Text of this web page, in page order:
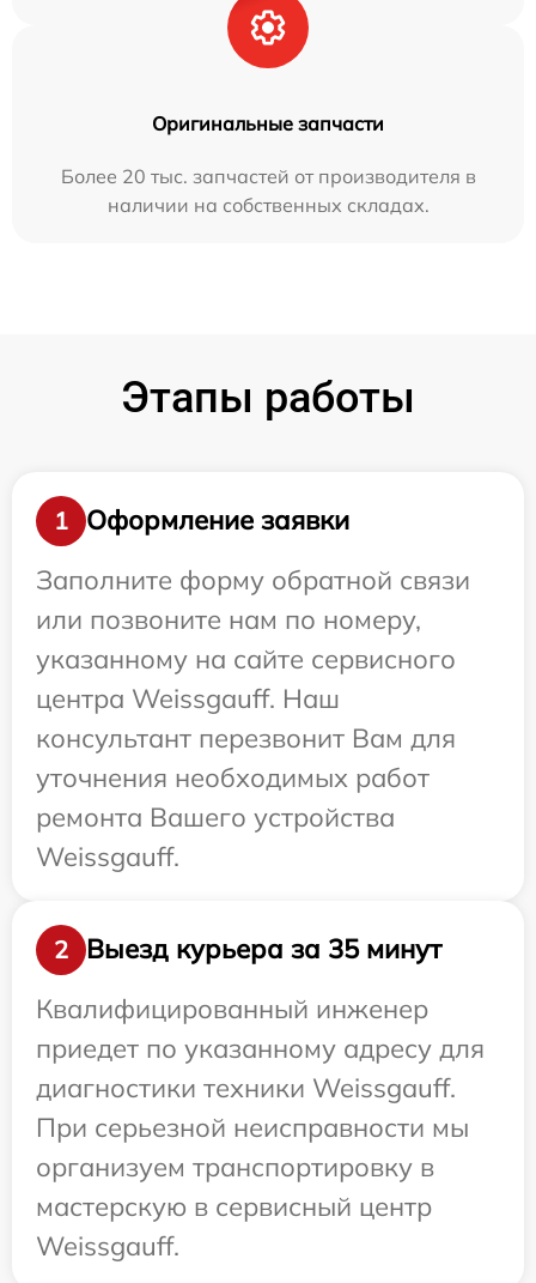
Оригинальные запчасти
Более 20 тыс. запчастей от производителя в
наличии на собственных складах.
Этапы работы
1
Оформление заявки
Заполните форму обратной связи
или позвоните нам по номеру,
указанному на сайте сервисного
центра Weissgauff. Наш
консультант перезвонит Вам для
уточнения необходимых работ
ремонта Вашего устройства
Weissgauff.
2
Выезд курьера за 35 минут
Квалифицированный инженер
приедет по указанному адресу для
диагностики техники Weissgauff.
При серьезной неисправности мы
организуем транспортировку в
мастерскую в сервисный центр
Weissgauff.